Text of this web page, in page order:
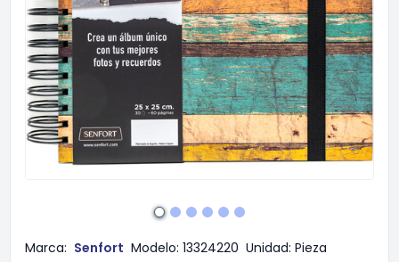
Marca: Senfort Modelo: 13324220 Unidad: Pieza